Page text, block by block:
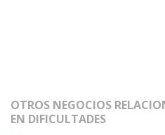
OTROS NEGOCIOS
EN DIFICULTADES